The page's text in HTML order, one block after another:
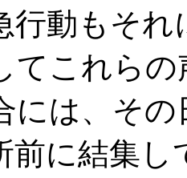
行動もそ
てこれら
には、そ
前に結集